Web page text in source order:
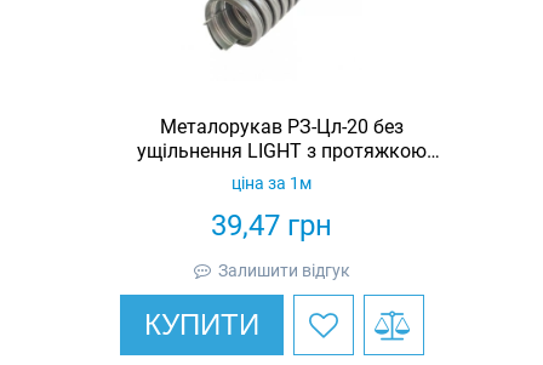
Металорукав РЗ-Цл-20 без
ущільнення LIGHT з протяжкою
(бухта 50м)
39,47 грн
ціна за 1м
Залишити відгук
КУПИТИ